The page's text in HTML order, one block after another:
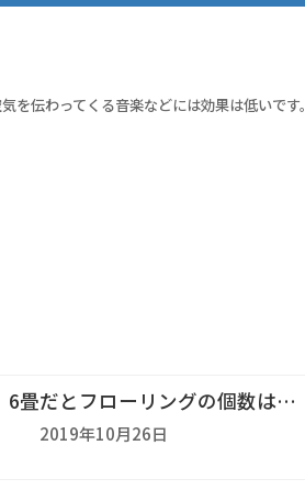
伝わってくる音楽などには効果は低いです。
6畳だとフローリングの個数は…
2019年10月26日